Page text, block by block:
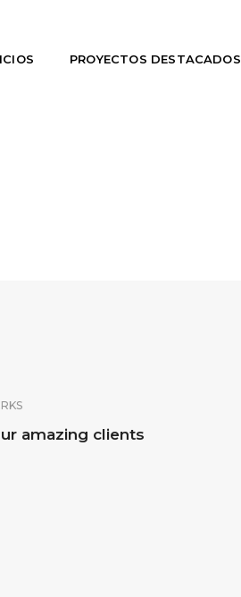
PROYECTOS DESTACADOS
amazing clients